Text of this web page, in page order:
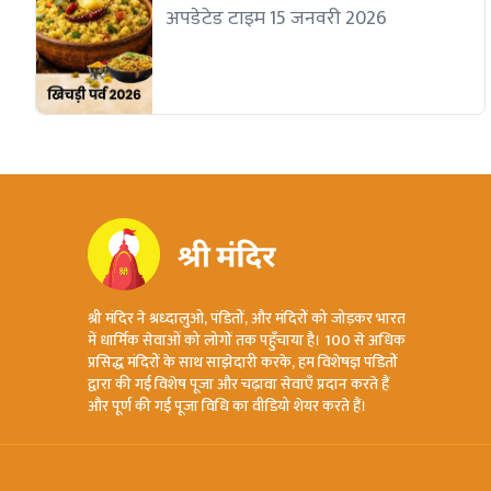
अपडेटेड टाइम 15 जनवरी 2026
श्री मंदिर ने श्रध्दालुओ, पंडितों, और मंदिरों को जोड़कर भारत
में धार्मिक सेवाओं को लोगों तक पहुँचाया है। 100 से अधिक
प्रसिद्ध मंदिरों के साथ साझेदारी करके, हम विशेषज्ञ पंडितों
द्वारा की गई विशेष पूजा और चढ़ावा सेवाएँ प्रदान करते हैं
और पूर्ण की गई पूजा विधि का वीडियो शेयर करते हैं।